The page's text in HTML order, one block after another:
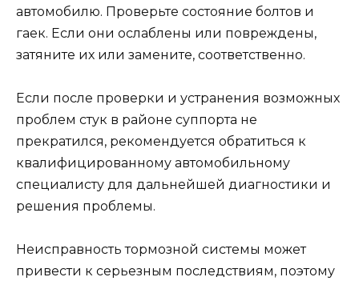
автомобилю. Проверьте состояние болтов и
гаек. Если они ослаблены или повреждены,
затяните их или замените, соответственно.
Если после проверки и устранения возможных
проблем стук в районе суппорта не
прекратился, рекомендуется обратиться к
квалифицированному автомобильному
специалисту для дальнейшей диагностики и
решения проблемы.
Неисправность тормозной системы может
привести к серьезным последствиям, поэтому